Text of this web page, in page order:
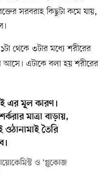
সরবরাহ কিছুটা কমে যায়,
থেকে ৩টার মধ্যে শরীরের
এটাকে বলা হয় শরীরের
এর মূল কারণ।
মাত্রা বাড়ায়,
তৈরি
ও ‘গ্লুকোজ